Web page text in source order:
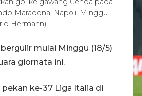
gol ke gawang Genoa pada
Maradona, Napoli, Minggu
Hermann)
mulai Minggu (18/5)
giornata ini.
ke-37 Liga Italia di